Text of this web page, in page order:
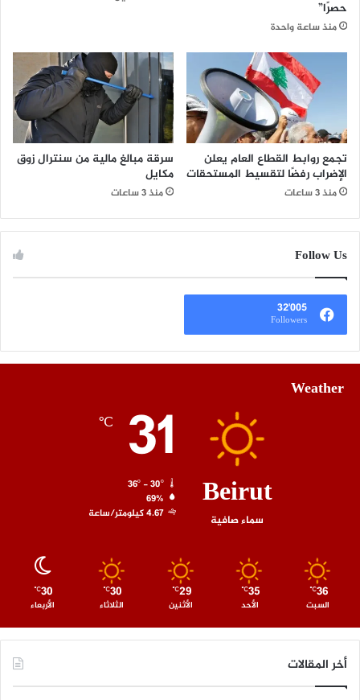
حصرًا”
منذ ساعة واحدة
تجمع روابط القطاع العام يعلن
الإضراب رفضًا لتقسيط المستحقات
منذ 3 ساعات
سرقة مبالغ مالية من سنترال زوق
مكايل
منذ 3 ساعات
Follow Us
32٬005
Followers
Weather
Beirut
سماء صافية
31
℃
36º - 30º
69%
4.67 كيلومتر/ساعة
36
℃
السبت
35
℃
الأحد
29
℃
الأثنين
30
℃
الثلاثاء
30
℃
الأربعاء
أخر المقالات